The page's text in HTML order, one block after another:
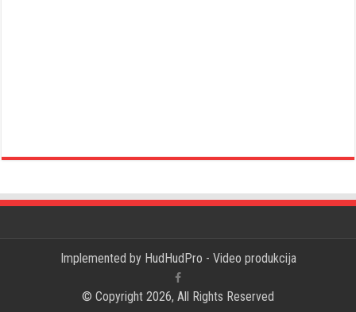
Implemented by HudHudPro - Video produkcija
© Copyright 2026, All Rights Reserved